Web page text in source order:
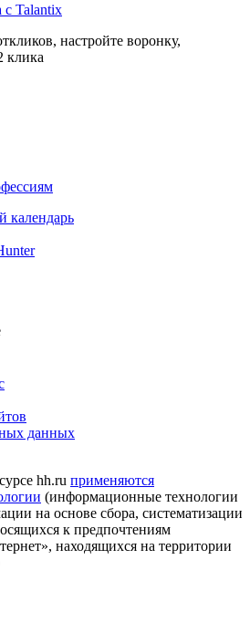
с Talantix
настройте воронку,
клика
календарь
данных
hh.ru применяются
(информационные технологии
на основе сбора, систематизации
к предпочтениям
находящихся на территории